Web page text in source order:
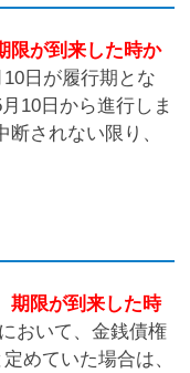
限が到来した時か
日が履行期とな
10日から進行しま
されない限り、
期限が到来した時
おいて、金銭債権
めていた場合は、